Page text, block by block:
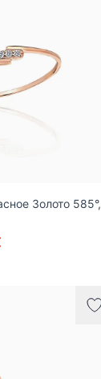
Золото 585°,